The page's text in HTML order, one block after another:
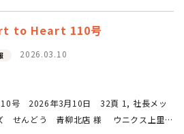
to Heart 110号
2026.03.10
号 2026年3月10日 32頁 1, 社長メッ
せんどう 青柳北店 様 ウニクス上里